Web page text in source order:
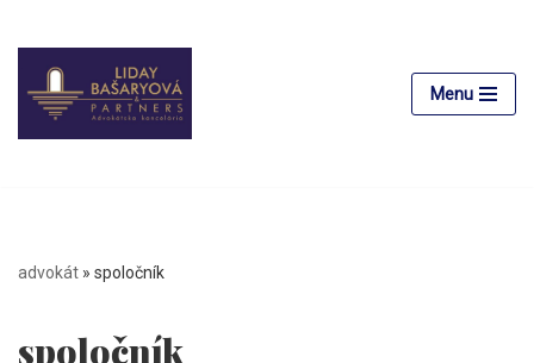
Preskočiť
na
obsah
Menu
advokát » spoločník
spoločník